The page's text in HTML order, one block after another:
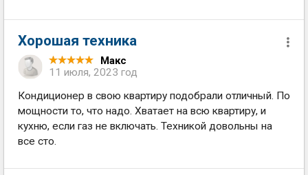
Хорошая техника
Макс
11 июля, 2023 год
Кондиционер в свою квартиру подобрали отличный. По
мощности то, что надо. Хватает на всю квартиру, и
кухню, если газ не включать. Техникой довольны на
все сто.